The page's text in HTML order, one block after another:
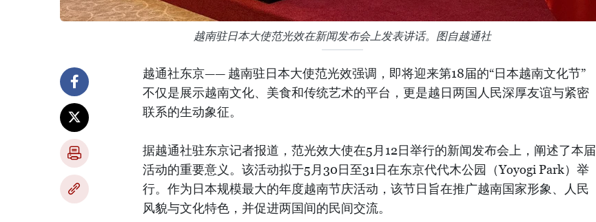
越南驻日本大使范光效在新闻发布会上发表讲话。图自越通社
越通社东京—— 越南驻日本大使范光效强调，即将迎来第18届的“日本越南文化节”
不仅是展示越南文化、美食和传统艺术的平台，更是越日两国人民深厚友谊与紧密
联系的生动象征。
据越通社驻东京记者报道，范光效大使在5月12日举行的新闻发布会上，阐述了本届
活动的重要意义。该活动拟于5月30日至31日在东京代代木公园（Yoyogi Park）举
行。作为日本规模最大的年度越南节庆活动，该节日旨在推广越南国家形象、人民
风貌与文化特色，并促进两国间的民间交流。